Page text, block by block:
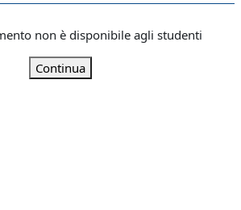
non è disponibile agli studenti
Continua